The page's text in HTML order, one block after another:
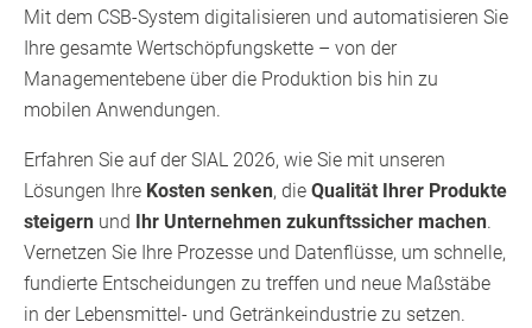
Mit dem CSB-System digitalisieren und automatisieren Sie
Ihre gesamte Wertschöpfungskette – von der
Managementebene über die Produktion bis hin zu
mobilen Anwendungen.
Erfahren Sie auf der SIAL 2026, wie Sie mit unseren
Lösungen Ihre Kosten senken, die Qualität Ihrer Produkte
steigern und Ihr Unternehmen zukunftssicher machen.
Vernetzen Sie Ihre Prozesse und Datenflüsse, um schnelle,
fundierte Entscheidungen zu treffen und neue Maßstäbe
in der Lebensmittel- und Getränkeindustrie zu setzen.